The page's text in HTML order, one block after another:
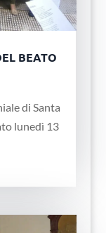
BEATO
di Santa
lunedì 13